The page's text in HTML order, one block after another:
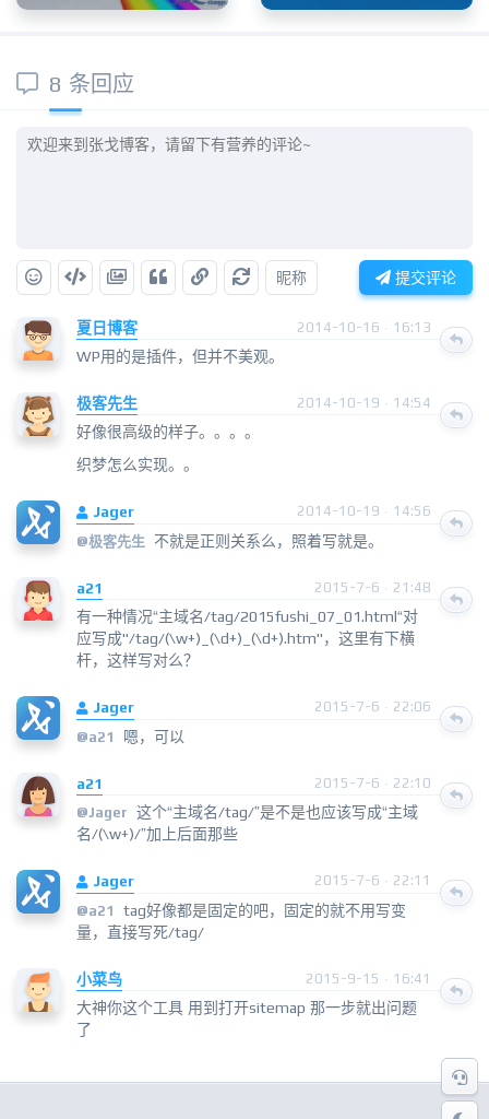
8 条回应
昵称 提交评论
夏日博客 2014-10-16 · 16:13
WP用的是插件，但并不美观。
极客先生 2014-10-19 · 14:54
好像很高级的样子。。。。
织梦怎么实现。。
Jager
2014-10-19 · 14:56
@极客先生 不就是正则关系么，照着写就是。
a21 2015-7-6 · 21:48
有一种情况“主域名/tag/2015fushi_07_01.html“对
应写成"/tag/(\w+)_(\d+)_(\d+).htm"，这里有下横
杆，这样写对么？
Jager
2015-7-6 · 22:06
@a21 嗯，可以
a21
2015-7-6 · 22:10
@Jager 这个“主域名/tag/”是不是也应该写成“主域
名/(\w+)/”加上后面那些
Jager
2015-7-6 · 22:11
@a21
tag好像都是固定的吧，固定的就不用写变
量，直接写死/tag/
小菜鸟 2015-9-15 · 16:41
大神你这个工具 用到打开sitemap 那一步就出问题
了